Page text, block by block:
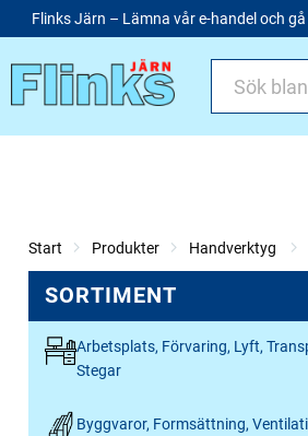
Flinks Järn – Lämna vår e-handel och
Start Produkter Handverktyg
SORTIMENT
Arbetsplats, Förvaring, Lyft,
Stegar
Byggvaror, Formsättning,